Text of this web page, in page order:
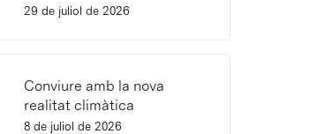
29 de juliol de 2026
Conviure amb la nova
realitat climàtica
8 de juliol de 2026